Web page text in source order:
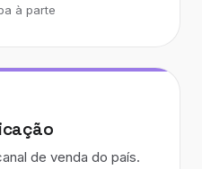
à parte
de venda do país.